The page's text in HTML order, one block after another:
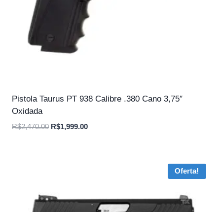
Pistola Taurus PT 938 Calibre .380 Cano 3,75″
Oxidada
R$2,470.00 O
R$1,999.00O
Oferta!